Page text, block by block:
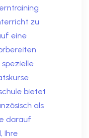
zu
eine
bietet
als
darauf
Ihre